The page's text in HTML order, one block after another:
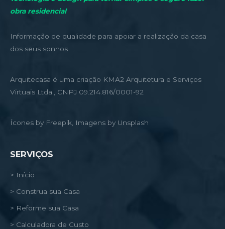
obra residencial
Informação de qualidade para apoiar a realização da casa
dos seus sonhos
Arquitecasa é uma criação KMA2 Arquitetura e Serviços
Virtuais Ltda., CNPJ 09.214.816/0001-92
Ícones by Freepik, Imagens by Unsplash
SERVIÇOS
> Início
> Construa sua Casa
> Reforme sua Casa
> Calculadora de Custo